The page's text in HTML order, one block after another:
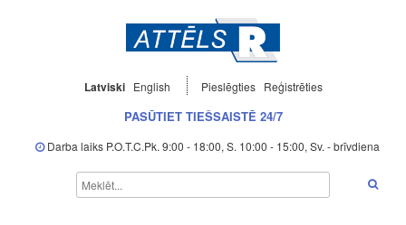
Latviski English Pieslēgties Reģistrēties
PASŪTIET TIEŠSAISTĒ 24/7
Darba laiks P.O.T.C.Pk. 9:00 - 18:00, S. 10:00 - 15:00, Sv. - brīvdiena